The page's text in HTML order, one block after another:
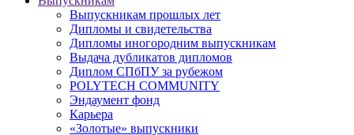
Выпускникам прошлых лет
Дипломы и свидетельства
Дипломы иногородним выпускникам
Выдача дубликатов дипломов
Диплом СПбПУ за рубежом
POLYTECH COMMUNITY
Эндаумент фонд
Карьера
«Золотые» выпускники